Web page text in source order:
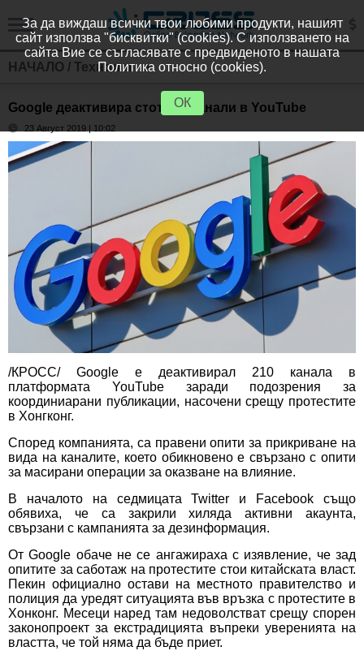
НАЧАЛО / Технологии
Google деактивира стотици канали в YouTube
23 Август 2019 | 10:02
/КРОСС/ Google е деактивирал 210 канала в
платформата YouTube заради подозрения за
координиарани публикации, насочени срещу протестите
в Хонгконг.
Според компанията, са правени опити за прикриване на
вида на каналите, което обикновено е свързано с опити
за масирани операции за оказване на влияние.
В началото на седмицата Twitter и Facebook също
обявиха, че са закрили хиляда активни акаунта,
свързани с кампанията за дезинформация.
От Google обаче не се ангажираха с изявление, че зад
опитите за саботаж на протестите стои китайската власт.
Пекин официално остави на местното правителство и
полиция да уредят ситуацията във връзка с протестите в
Хонконг. Месеци наред там недоволстват срещу спорен
законопроект за екстрадицията въпреки уверенията на
властта, че той няма да бъде приет.
За да виждаш всички твои любими продукти, нашият
сайт използва "бисквитки" (cookies). С използването на
сайта Вие се съгласявате с предвиденото в нашата
Политика относно (cookies).
ОК